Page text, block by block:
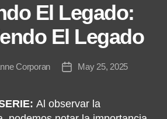
El Legado:
El Legado
Corporan
PostMay 25, 2025
Al observar la